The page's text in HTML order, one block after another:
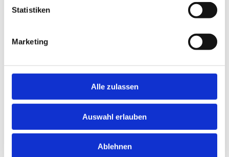
Statistiken
Marketing
Alle zulassen
Auswahl erlauben
Ablehnen
Nachfolge:Wennnichtsgeregeltist,wird
vonan